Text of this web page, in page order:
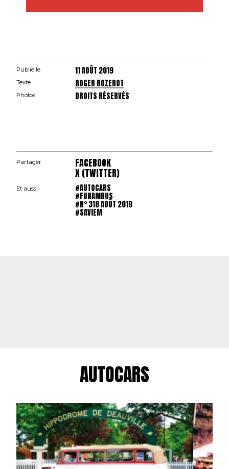
Publié le 11 AOÛT 2019
Texte ROGER ROZEROT
Photos DROITS RÉSERVÉS
Partager FACEBOOK
X (TWITTER)
Et aussi #AUTOCARS
#FUNAMBUS
#N° 318 AOÛT 2019
#SAVIEM
AUTOCARS